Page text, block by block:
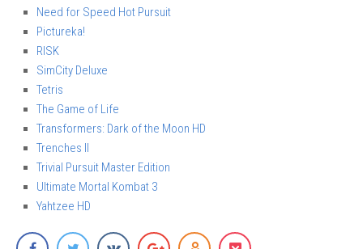
Need for Speed Hot Pursuit
Pictureka!
RISK
SimCity Deluxe
Tetris
The Game of Life
Transformers: Dark of the Moon HD
Trenches II
Trivial Pursuit Master Edition
Ultimate Mortal Kombat 3
Yahtzee HD